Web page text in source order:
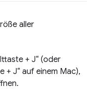
aller
+ J“ (oder
+ J“ auf einem Mac),